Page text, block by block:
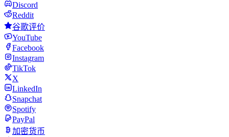
Discord
Reddit
谷歌评价
YouTube
Facebook
Instagram
TikTok
X
LinkedIn
Snapchat
Spotify
PayPal
加密货币